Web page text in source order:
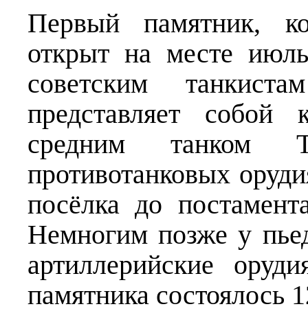
Первый памятник,
открыт на месте
советским
представляет собой
средним
противотанковых
посёлка до
Немногим позже у
артиллерийские
памятника состоялось